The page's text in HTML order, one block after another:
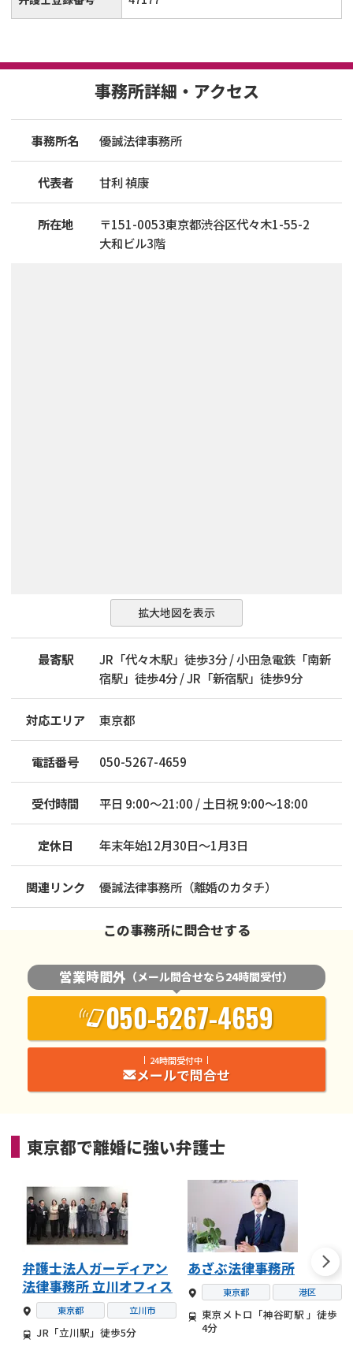
事務所詳細・アクセス
事務所名 優誠法律事務所
代表者 甘利 禎康
所在地 〒151-0053東京都渋谷区代々木1-55-2
大和ビル3階
拡大地図を表示
最寄駅
JR「代々木駅」徒歩3分 / 小田急電鉄「南新
宿駅」徒歩4分 / JR「新宿駅」徒歩9分
対応エリア 東京都
電話番号 050-5267-4659
受付時間 平日 9:00～21:00 / 土日祝 9:00～18:00
定休日 年末年始12月30日～1月3日
関連リンク 優誠法律事務所（離婚のカタチ）
この事務所に問合せする
営業時間外 （メール問合せなら24時間受付）
050-5267-4659
24時間受付中
メールで問合せ
東京都で離婚に強い弁護士
弁護士法人ガーディアン
法律事務所 立川オフィス
東京都 立川市
JR「立川駅」徒歩5分
あざぶ法律事務所
東京都 港区
東京メトロ「神谷町駅 」徒歩
4分